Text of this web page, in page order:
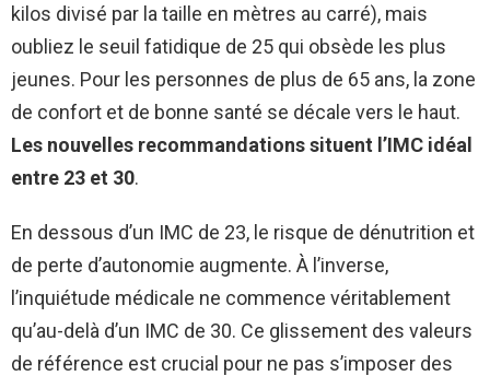
kilos divisé par la taille en mètres au carré), mais
oubliez le seuil fatidique de 25 qui obsède les plus
jeunes. Pour les personnes de plus de 65 ans, la zone
de confort et de bonne santé se décale vers le haut.
Les nouvelles recommandations situent l’IMC idéal
entre 23 et 30.
En dessous d’un IMC de 23, le risque de dénutrition et
de perte d’autonomie augmente. À l’inverse,
l’inquiétude médicale ne commence véritablement
qu’au-delà d’un IMC de 30. Ce glissement des valeurs
de référence est crucial pour ne pas s’imposer des